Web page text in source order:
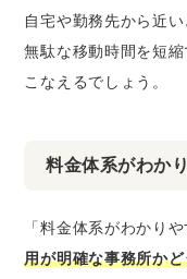
自宅や勤務先から近
無駄な移動時間を短
こなえるでしょう。
料金体系がわか
「料金体系がわかり
用が明確な事務所か